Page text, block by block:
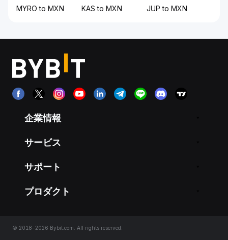
MYRO to MXN KAS to MXN JUP to MXN
企業情報
サービス
サポート
プロダクト
© 2018-2026 Bybit.com. All rights reserved.